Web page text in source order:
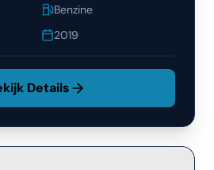
Benzine
2019
Details